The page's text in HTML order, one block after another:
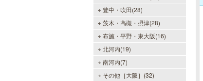
豊中・吹田(28)
茨木・高槻・摂津(28)
布施・平野・東大阪(16)
北河内(19)
南河内(7)
その他［大阪］(32)